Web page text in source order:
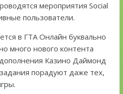
мероприятия Social
пользователи.
в ГТА Онлайн буквально
много нового контента
Казино Даймонд
порадуют даже тех,